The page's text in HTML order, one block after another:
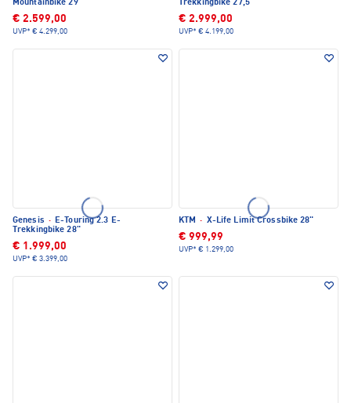
Mountainbike 29"
€ 2.599,00
UVP* € 4.299,00
Trekkingbike 27,5"
€ 2.999,00
UVP* € 4.199,00
Genesis · E-Touring 2.3 E-
Trekkingbike 28"
€ 1.999,00
UVP* € 3.399,00
KTM · X-Life Limit Crossbike 28"
€ 999,99
UVP* € 1.299,00